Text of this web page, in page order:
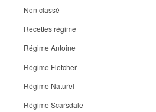
Non classé
Recettes régime
Régime Antoine
Régime Fletcher
Régime Naturel
Régime Scarsdale